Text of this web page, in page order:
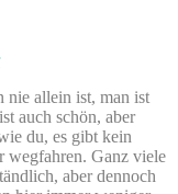
nie allein ist, man ist
auch schön, aber
du, es gibt kein
wegfahren. Ganz viele
aber dennoch